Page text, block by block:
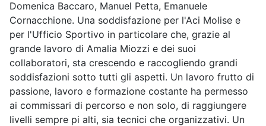
Domenica Baccaro, Manuel Petta, Emanuele
Cornacchione. Una soddisfazione per l'Aci Molise e
per l'Ufficio Sportivo in particolare che, grazie al
grande lavoro di Amalia Miozzi e dei suoi
collaboratori, sta crescendo e raccogliendo grandi
soddisfazioni sotto tutti gli aspetti. Un lavoro frutto di
passione, lavoro e formazione costante ha permesso
ai commissari di percorso e non solo, di raggiungere
livelli sempre pi alti, sia tecnici che organizzativi. Un